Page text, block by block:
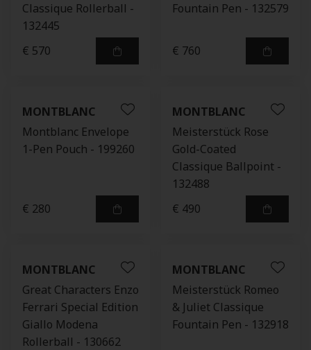
Classique Rollerball -
132445
€ 570
Fountain Pen - 132579
€ 760
MONTBLANC
Montblanc Envelope
1-Pen Pouch - 199260
€ 280
MONTBLANC
Meisterstück Rose
Gold-Coated
Classique Ballpoint -
132488
€ 490
MONTBLANC
Great Characters Enzo
Ferrari Special Edition
Giallo Modena
Rollerball - 130662
MONTBLANC
Meisterstück Romeo
& Juliet Classique
Fountain Pen - 132918